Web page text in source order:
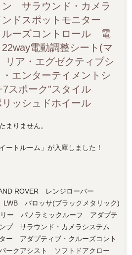
ン サラウンド・カメラ
ドスポットモニター
ルーズコントロール 電
電動調整シート(マ
ア・エグゼクティブシ
エンターテイメントシ
スポーク”スタイル
ッシュドホイール
まりません。
ートルーム」が入庫しました！
ROVER レンジローバー
バロッサ(ブラックメタリック)
リー パノラミックルーフ アダプテ
ンプ サラウンド・カメラシステム
ー アダプティブ・クルーズコント
ークアシスト ソフトドアクロー